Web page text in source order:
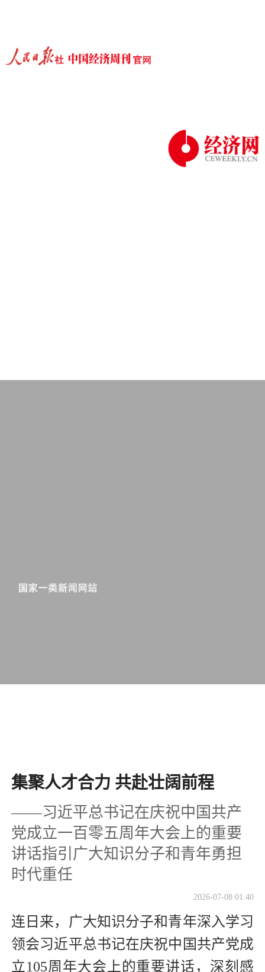
集聚人才合力 共赴壮阔前程
——习近平总书记在庆祝中国共产
党成立一百零五周年大会上的重要
讲话指引广大知识分子和青年勇担
时代重任
2026-07-08 01:40
连日来，广大知识分子和青年深入学习
领会习近平总书记在庆祝中国共产党成
立105周年大会上的重要讲话，深刻感